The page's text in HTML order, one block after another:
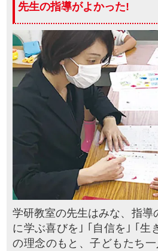
先生の指導がよかった!
学研教室の先生はみな、指導
に学ぶ喜びを｣ ｢自信を｣ ｢生
の理念のもと、子どもたち